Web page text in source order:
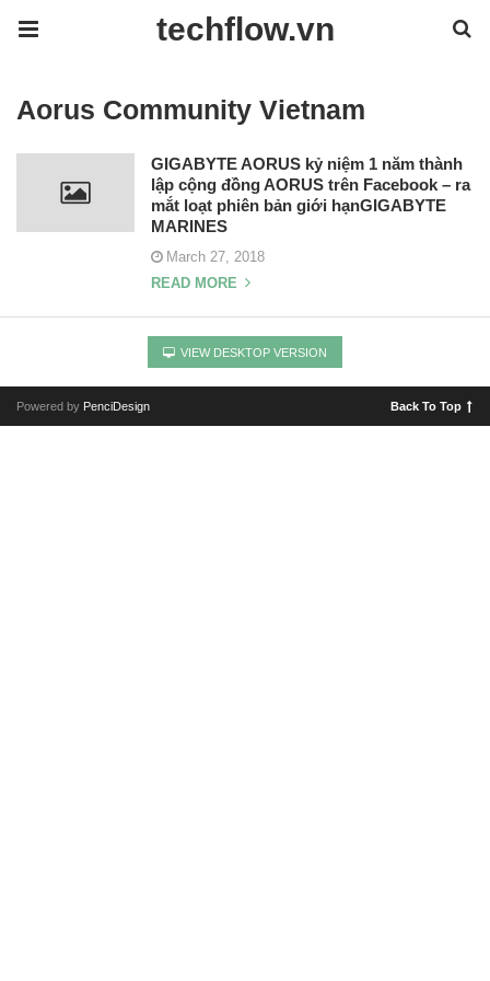
techflow.vn
Aorus Community Vietnam
GIGABYTE AORUS kỷ niệm 1 năm thành
lập cộng đồng AORUS trên Facebook – ra
mắt loạt phiên bản giới hạnGIGABYTE
MARINES
March 27, 2018
READ MORE
VIEW DESKTOP VERSION
Powered by PenciDesign Back To Top